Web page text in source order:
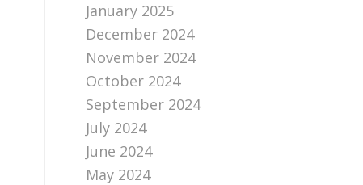
January 2025
December 2024
November 2024
October 2024
September 2024
July 2024
June 2024
May 2024